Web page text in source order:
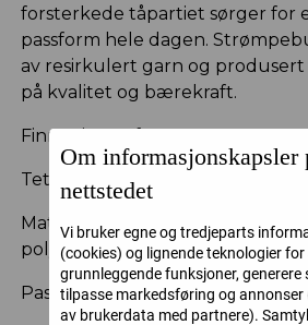
forsterkede tåpartiet sørger for
passform hele dagen.
av resirkulert garn og produsert
på kvalitet og bærekraft.
Finnes i flere farger
Tetthet: 60 denier
Materiale: 92% SENSIL®
polyamid, 8% elastan
Passform: Semi-opaque med
Om informasjonskapsler
nettstedet
Vi bruker egne og tredjeparts
(cookies) og lignende teknologier for
grunnleggende funksjoner,
tilpasse markedsføring og annonser
av brukerdata med partnere).